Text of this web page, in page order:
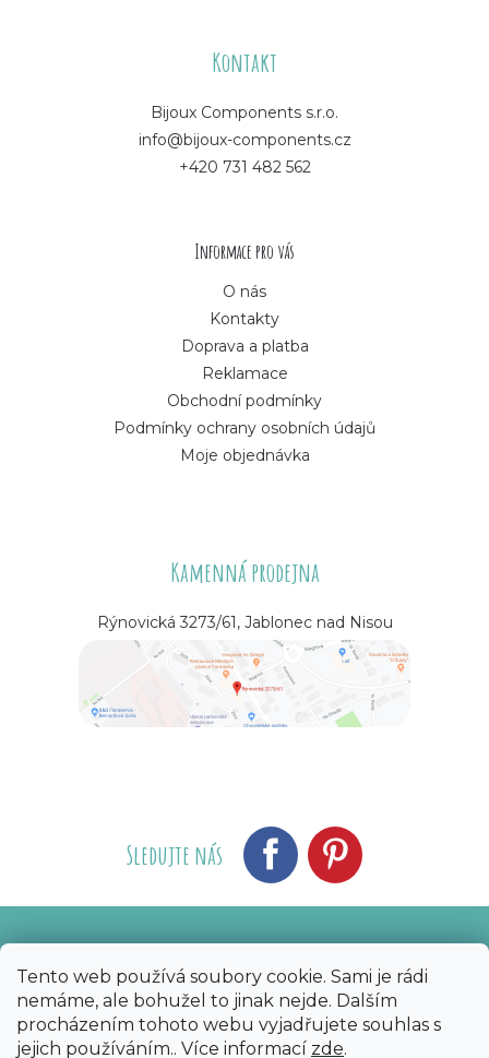
Tento web používá soubory cookie. Sami je rádi
nemáme, ale bohužel to jinak nejde. Dalším
procházením tohoto webu vyjadřujete souhlas s
jejich používáním.. Více informací zde.
Kontakt
Bijoux Components s.r.o.
info@bijoux-components.cz
+420 731 482 562
Informace pro vás
O nás
Kontakty
Doprava a platba
Reklamace
Obchodní podmínky
Podmínky ochrany osobních údajů
Moje objednávka
Kamenná prodejna
Rýnovická 3273/61, Jablonec nad Nisou
Sledujte nás
Copyright 2026 Bijoux Components - Svět
korálků. Všechna práva vyhrazena.